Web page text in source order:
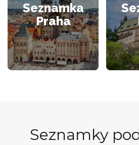
Seznamka
Praha
Seznamky